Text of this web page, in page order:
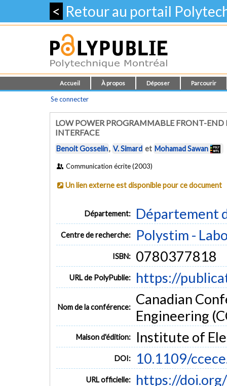
< Retour au portail
Accueil À propos Déposer Parcourir
Se connecter
LOW POWER PROGRAMMABLE FRONT-
INTERFACE
Benoit Gosselin, V. Simard et Mohamad Sawan
Communication écrite (2003)
Un lien externe est disponible pour ce document
Département: Département
Centre de recherche: Polystim -
ISBN: 0780377818
URL de PolyPublie: https://
Nom de la conférence:
Canadian
Engineering
Maison d'édition: Institute of
DOI: 10.1109/
URL officielle: https://